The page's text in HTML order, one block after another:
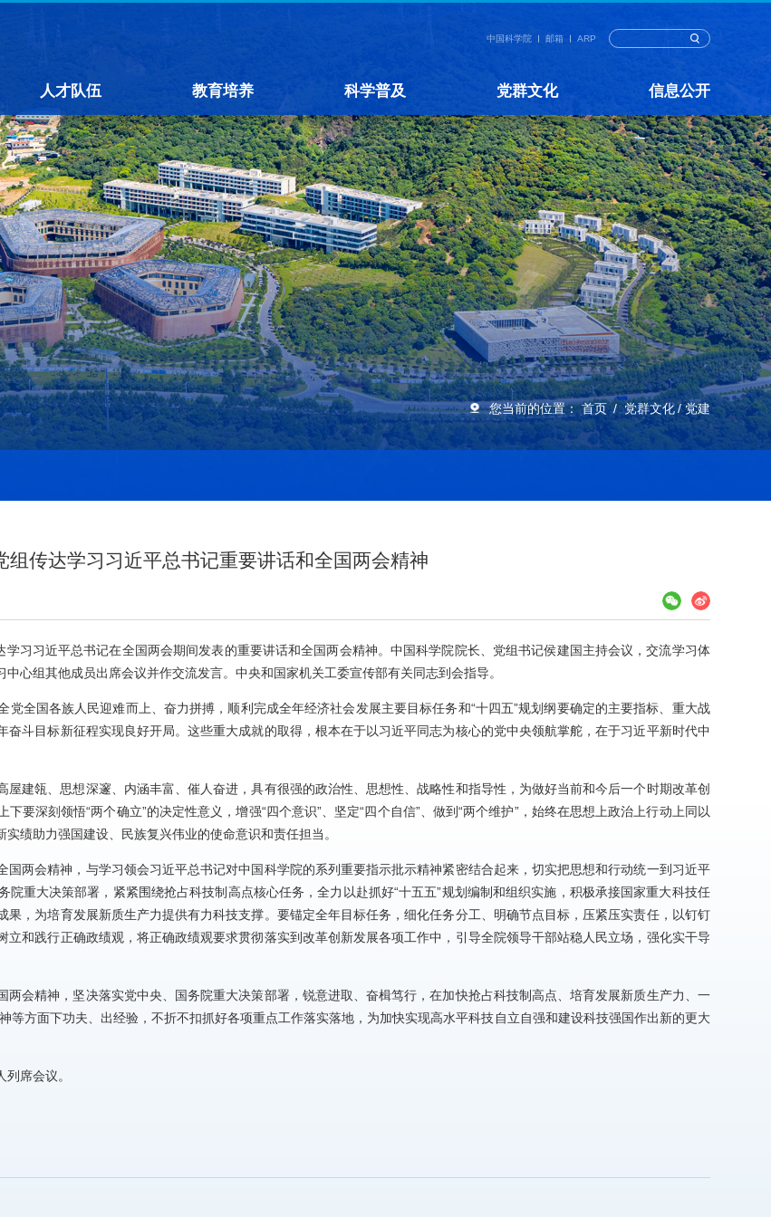
中国科学院 邮箱 ARP
人才队伍 教育培养 科学普及 党群文化 信息公开
您当前的位置：首页 党群文化 党建
组传达学习习近平总书记重要讲话和全国两会精神
习习近平总书记在全国两会期间发表的重要讲话和全国两会精神。中国科学院院长、党组书记侯建国主持会议，交流学习体
心组其他成员出席会议并作交流发言。中央和国家机关工委宣传部有关同志到会指导。
全国各族人民迎难而上、奋力拼搏，顺利完成全年经济社会发展主要目标任务和“十四五”规划纲要确定的主要指标、重大战
斗目标新征程实现良好开局。这些重大成就的取得，根本在于以习近平同志为核心的党中央领航掌舵，在于习近平新时代中
建瓴、思想深邃、内涵丰富、催人奋进，具有很强的政治性、思想性、战略性和指导性，为做好当前和今后一个时期改革创
要深刻领悟“两个确立”的决定性意义，增强“四个意识”、坚定“四个自信”、做到“两个维护”，始终在思想上政治上行动上同以
绩助力强国建设、民族复兴伟业的使命意识和责任担当。
两会精神，与学习领会习近平总书记对中国科学院的系列重要指示批示精神紧密结合起来，切实把思想和行动统一到习近平
重大决策部署，紧紧围绕抢占科技制高点核心任务，全力以赴抓好“十五五”规划编制和组织实施，积极承接国家重大科技任
，为培育发展新质生产力提供有力科技支撑。要锚定全年目标任务，细化任务分工、明确节点目标，压紧压实责任，以钉钉
和践行正确政绩观，将正确政绩观要求贯彻落实到改革创新发展各项工作中，引导全院领导干部站稳人民立场，强化实干导
会精神，坚决落实党中央、国务院重大决策部署，锐意进取、奋楫笃行，在加快抢占科技制高点、培育发展新质生产力、一
等方面下功夫、出经验，不折不扣抓好各项重点工作落实落地，为加快实现高水平科技自立自强和建设科技强国作出新的更大
席会议。